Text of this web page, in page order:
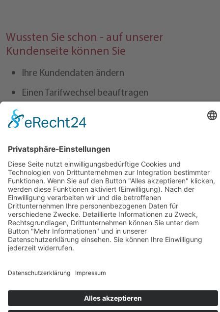
Wussten Sie schon - auf unserer
Kundenseite können Sie
Ihre Kundendaten ändern
Einen Tarifwechsel beauftragen
komro an Freunde weiterempfehlen